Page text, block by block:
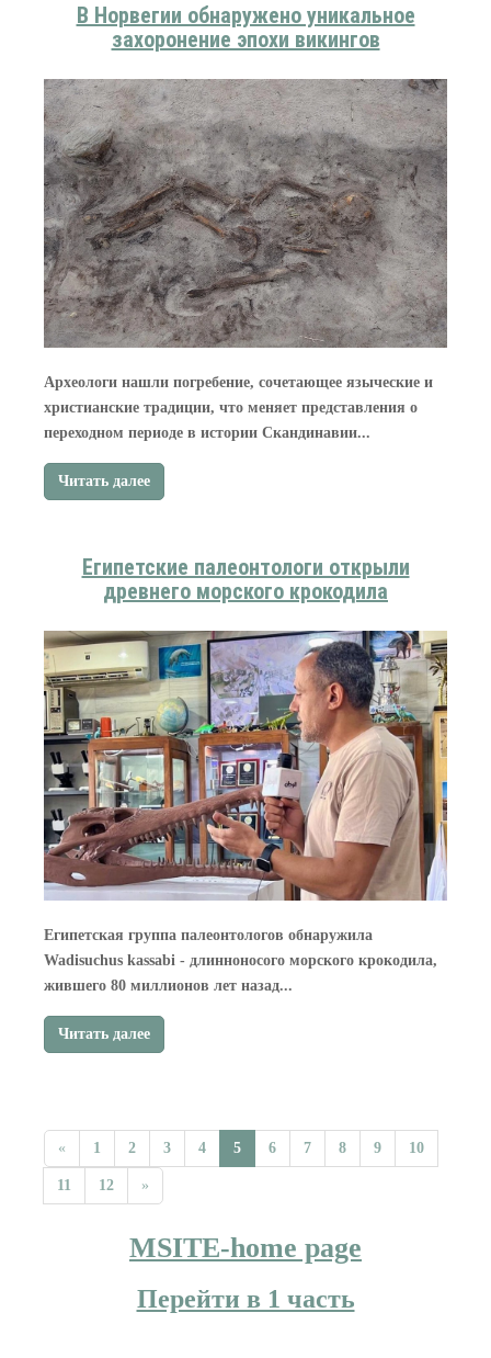
В Норвегии обнаружено уникальное
захоронение эпохи викингов
Археологи нашли погребение, сочетающее языческие и
христианские традиции, что меняет представления о
переходном периоде в истории Скандинавии...
Читать далее
Египетские палеонтологи открыли
древнего морского крокодила
Египетская группа палеонтологов обнаружила
Wadisuchus kassabi - длинноносого морского крокодила,
жившего 80 миллионов лет назад...
Читать далее
« 1 2 3 4 5 6 7 8 9 10
11 12 »
MSITE-home page
Перейти в 1 часть